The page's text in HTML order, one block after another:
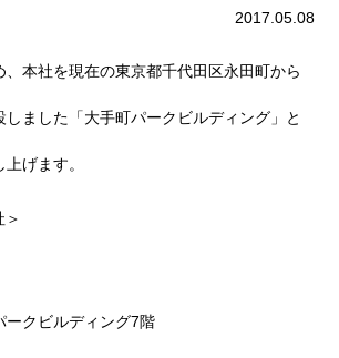
2017.05.08
本社を現在の東京都千代田区永田町から
ました「大手町パークビルディング」と
げます。
＞
クビルディング7階